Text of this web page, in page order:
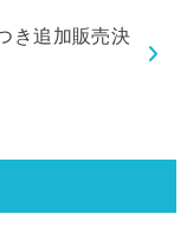
き追加販売決